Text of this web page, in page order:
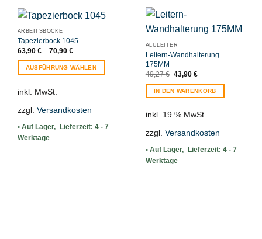
ARBEITSBÖCKE
Tapezierbock 1045
63,90 €– 70,90 €
AUSFÜHRUNG WÄHLEN
Produkt
mehrere
Varianten
auf.
inkl. MwSt.
zzgl. Versandkosten
Lieferzeit: 4 - 7
Werktage
ALULEITER
Leitern-Wandhalterung
175MM
49,27€ Ursprünglicher
Preis
war:
49,27 €
43,90 €Aktueller
ist:
43,90 €.
IN DEN WARENKORB
inkl. 19 % MwSt.
zzgl. Versandkosten
Lieferzeit: 4 - 7
Werktage